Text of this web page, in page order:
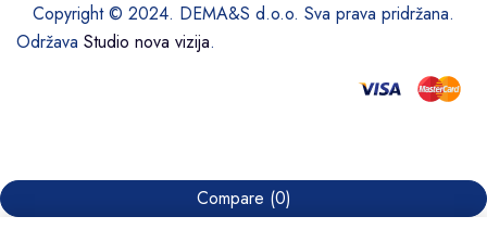
Copyright © 2024. DEMA&S d.o.o. Sva prava pridržana.
Održava Studio nova vizija.
Compare (0)